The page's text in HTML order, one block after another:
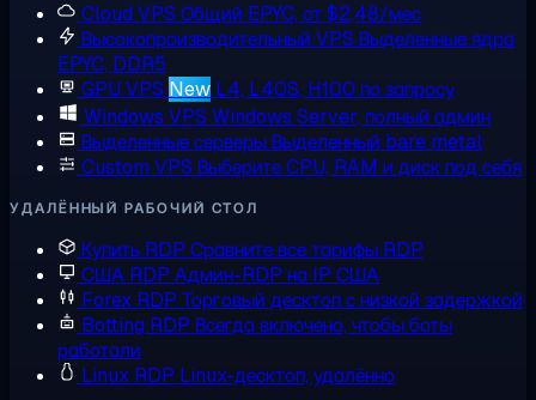
Cloud VPS Общий EPYC, от $2,48/мес
Высокопроизводительный VPS Выделенные ядра
EPYC, DDR5
GPU VPS New L4, L40S, H100 по запросу
Windows VPS Windows Server, полный админ
Выделенные серверыВыделенный bare metal
Custom VPS Выберите CPU, RAM и диск под себя
УДАЛЁННЫЙ РАБОЧИЙ СТОЛ
Купить RDP Сравните все тарифы RDP
США RDP Админ-RDP на IP США
Forex RDP Торговый десктоп с низкой задержкой
Botting RDP Всегда включено, чтобы боты
работали
Linux RDP Linux-десктоп, удалённо